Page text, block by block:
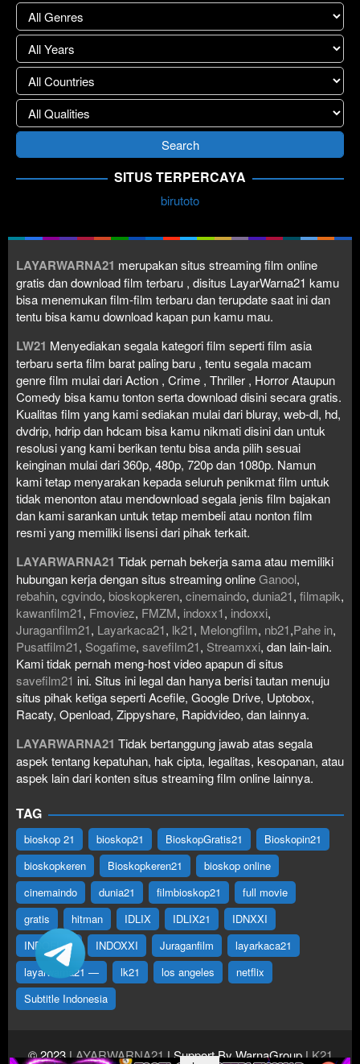
SITUS TERPERCAYA
birutoto
LAYARWARNA21 merupakan situs streaming film online
gratis dan download film terbaru , disitus LayarWarna21 kamu
bisa menemukan film-film terbaru dan terupdate saat ini dan
tentu bisa kamu download kapan pun kamu mau.
LW21 Menyediakan segala kategori film seperti film asia
terbaru serta film barat paling baru , tentu segala macam
genre film mulai dari Action , Crime , Thriller , Horror Ataupun
Comedy bisa kamu tonton serta download disini secara gratis.
Kualitas film yang kami sediakan mulai dari bluray, web-dl, hd,
dvdrip, hdrip dan hdcam bisa kamu nikmati disini dan untuk
resolusi yang kami berikan tentu bisa anda pilih sesuai
keinginan mulai dari 360p, 480p, 720p dan 1080p. Namun
kami tetap menyarakan kepada seluruh penikmat film untuk
tidak menonton atau mendownload segala jenis film bajakan
dan kami sarankan untuk tetap membeli atau nonton film
resmi yang memiliki lisensi dari pihak terkait.
LAYARWARNA21 Tidak pernah bekerja sama atau memiliki
hubungan kerja dengan situs streaming onlineGanool,
rebahin, cgvindo, bioskopkeren, cinemaindo, dunia21, filmapik,
kawanfilm21, Fmoviez, FMZM, indoxx1, indoxxi,
Juraganfilm21, Layarkaca21, lk21, Melongfilm, nb21,Pahe in,
Pusatfilm21, Sogafime, savefilm21, Streamxxi, dan lain-lain.
Kami tidak pernah meng-host video apapun di situs
savefilm21 ini. Situs ini legal dan hanya berisi tautan menuju
situs pihak ketiga seperti Acefile, Google Drive, Uptobox,
Racaty, Openload, Zippyshare, Rapidvideo, dan lainnya.
LAYARWARNA21 Tidak bertanggung jawab atas segala
aspek tentang kepatuhan, hak cipta, legalitas, kesopanan, atau
aspek lain dari konten situs streaming film online lainnya.
TAG
bioskop 21 bioskop21 BioskopGratis21
Bioskopin21
bioskopkeren
Bioskopkeren21
bioskop online
cinemaindo
dunia21 filmbioskop21
full movie
gratis
hitman IDLIX IDLIX21
IDNXXI
INDOFILM
INDOXXI Juraganfilm
layarkaca21
layarwarna21 —
lk21 los angeles
netflix
Subtitle Indonesia
© 2023LAYARWARNA21| Support By WarnaGroupLK21